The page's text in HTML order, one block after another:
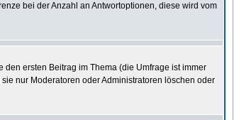
bei der Anzahl an Antwortoptionen, diese wird vom
ersten Beitrag im Thema (die Umfrage ist immer
nur Moderatoren oder Administratoren löschen oder